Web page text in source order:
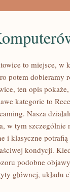
to miejsce, w
potem dobieramy
ten opis
kategorie to
Nasza
w tym szczególnie
i klasyczne
kondycji.
podobne
głównej, układu